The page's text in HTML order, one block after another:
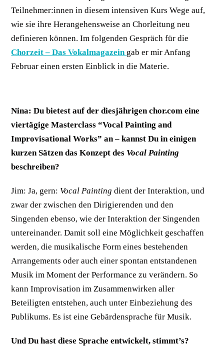
Teilnehmer:innen in diesem intensiven Kurs Wege auf,
wie sie ihre Herangehensweise an Chorleitung neu
definieren können. Im folgenden Gespräch für die
Chorzeit – Das Vokalmagazein gab er mir Anfang
Februar einen ersten Einblick in die Materie.
Nina: Du bietest auf der diesjährigen chor.com eine
viertägige Masterclass “Vocal Painting and
Improvisational Works” an – kannst Du in einigen
kurzen Sätzen das Konzept des Vocal Painting
beschreiben?
Jim: Ja, gern: Vocal Painting dient der Interaktion, und
zwar der zwischen den Dirigierenden und den
Singenden ebenso, wie der Interaktion der Singenden
untereinander. Damit soll eine Möglichkeit geschaffen
werden, die musikalische Form eines bestehenden
Arrangements oder auch einer spontan entstandenen
Musik im Moment der Performance zu verändern. So
kann Improvisation im Zusammenwirken aller
Beteiligten entstehen, auch unter Einbeziehung des
Publikums. Es ist eine Gebärdensprache für Musik.
Und Du hast diese Sprache entwickelt, stimmt’s?